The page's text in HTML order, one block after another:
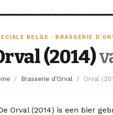
BELGE · BRASSERIE
(2014)
Brasserie d'Orval Orval
Orval (2014) is een bier